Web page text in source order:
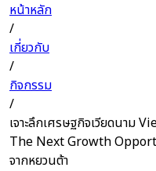
หน้าหลัก
/
เกี่ยวกับ
/
กิจกรรม
/
เจาะลึกเศรษฐกิจเวียดนาม
The Next Growth
จากหยวนต้า